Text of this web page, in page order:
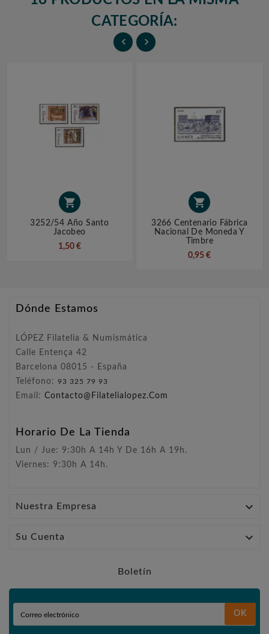
CATEGORÍA:
 

3252/54 Año Santo
Jacobeo
1,50 €

3266 Centenario Fábrica
Nacional De Moneda Y
Timbre
0,95 €
Dónde Estamos
LÓPEZ Filatelia & Numismática
Calle Entença 42
Barcelona 08015 - España
Teléfono: 93 325 79 93
Email: Contacto@filatelialopez.com
Horario De La Tienda
Lun / Jue: 9:30h A 14h Y De 16h A 19h.
Viernes: 9:30h A 14h.
Nuestra Empresa 
Su Cuenta 
Boletín
OK